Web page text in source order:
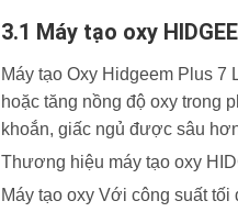
3.1 Máy tạo oxy
Máy tạo Oxy Hidgeem Plus 7
hoặc tăng nồng độ oxy trong
khoắn, giấc ngủ được sâu
Thương hiệu máy tạo oxy
Máy tạo oxy Với công suất